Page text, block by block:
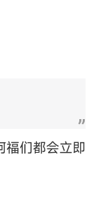
福们都会立即